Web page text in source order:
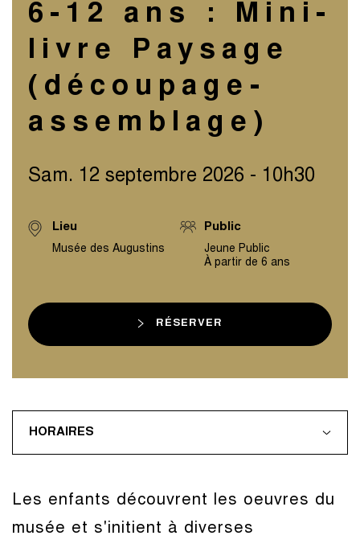
6-12 ans : Mini-
livre Paysage
(découpage-
assemblage)
Sam. 12 septembre 2026 - 10h30
Lieu
Musée des Augustins
Public
Jeune Public
À partir de 6 ans
RÉSERVER
HORAIRES
Les enfants découvrent les oeuvres du
musée et s'initient à diverses